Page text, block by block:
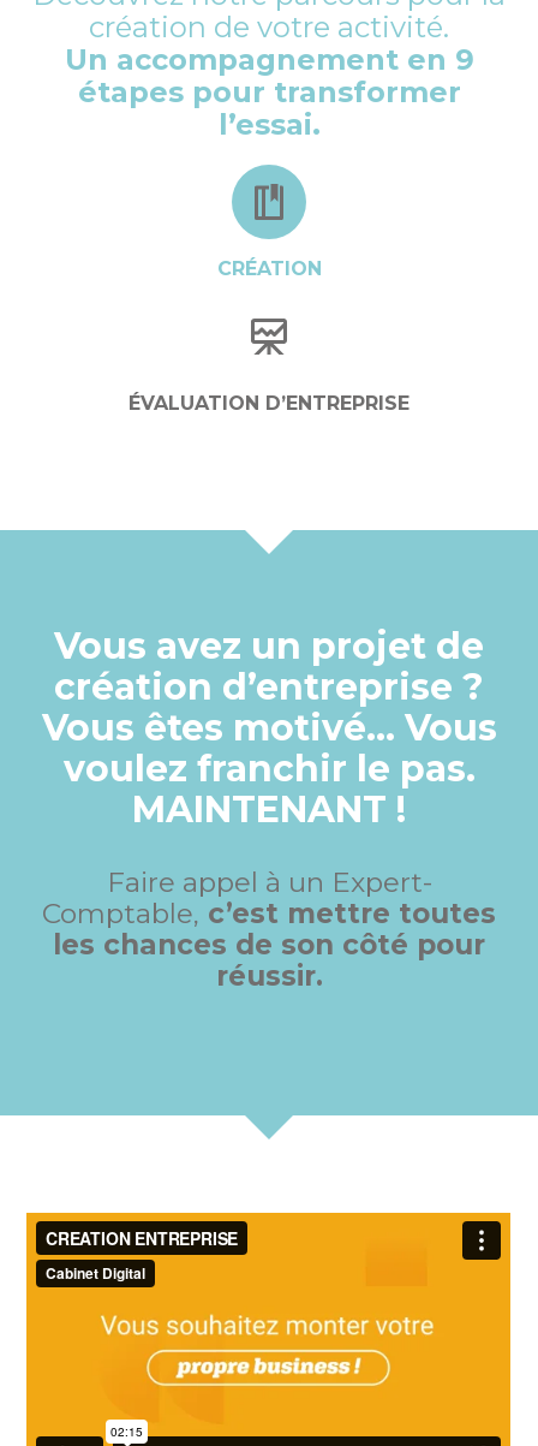
création de votre activité.
Un accompagnement en 9
étapes pour transformer
l’essai.
CRÉATION
ÉVALUATION D’ENTREPRISE
Vous avez un projet de
création d’entreprise ?
Vous êtes motivé… Vous
voulez franchir le pas.
MAINTENANT !
Faire appel à un Expert-
Comptable, c’est mettre toutes
les chances de son côté pour
réussir.